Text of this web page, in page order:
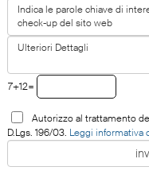
7+12=
Autorizzo al trattamento
D.Lgs. 196/03. Leggi informativa